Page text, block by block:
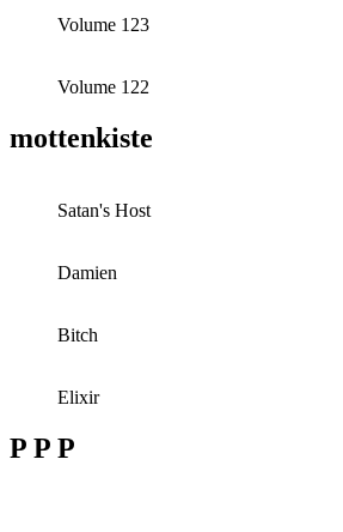
Volume 123
Volume 122
mottenkiste
Satan's Host
Damien
Bitch
Elixir
P P P